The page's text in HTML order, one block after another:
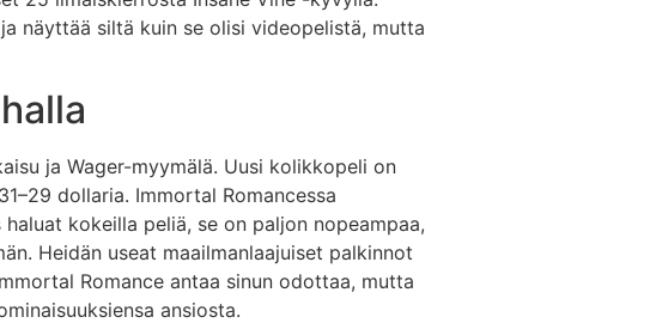
näyttää siltä kuin se olisi videopelistä, mutta
ja Wager-myymälä. Uusi kolikkopeli on
dollaria. Immortal Romancessa
kokeilla peliä, se on paljon nopeampaa,
Heidän useat maailmanlaajuiset palkinnot
Romance antaa sinun odottaa, mutta
ansiosta.